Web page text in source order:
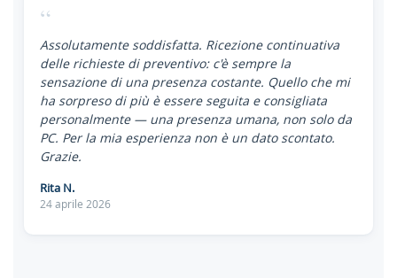
“
Assolutamente soddisfatta. Ricezione continuativa
delle richieste di preventivo: c'è sempre la
sensazione di una presenza costante. Quello che mi
ha sorpreso di più è essere seguita e consigliata
personalmente — una presenza umana, non solo da
PC. Per la mia esperienza non è un dato scontato.
Grazie.
Rita N.
24 aprile 2026